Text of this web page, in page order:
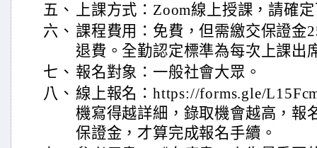
五、
上課方式：Zoom線上授課，請確
六、 課程費用：免費，但需繳交保證金
退費。全勤認定標準為每次上課出
七、 報名對象：一般社會大眾。
八、 線上報名：https://forms.gle/
機寫得越詳細，錄取機會越高，報
保證金，才算完成報名手續。